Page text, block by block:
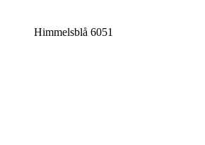
Himmelsblå 6051